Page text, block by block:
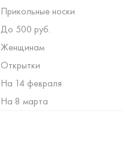
Прикольные носки
До 500 руб.
Женщинам
Открытки
На 14 февраля
На 8 марта